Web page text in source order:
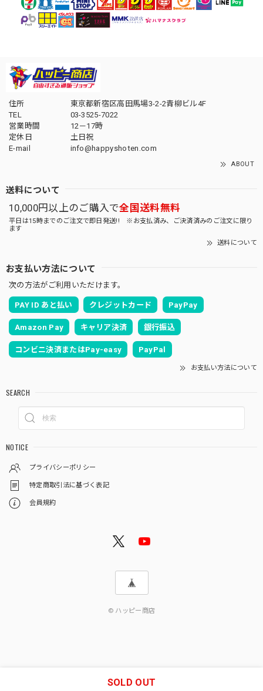
住所
東京都新宿区高田馬場3-2-2青柳ビル4F
TEL
03-3525-7022
営業時間
12－17時
定休日
土日祝
E-mail
info@happyshoten.com
ABOUT
送料について
10,000円以上のご購入で全国送料無料
平日は15時までのご注文で即日発送!! ※お支払済み、ご決済済みのご注文に限り
ます
送料について
お支払い方法について
次の方法がご利用いただけます。
PAY ID あと払い クレジットカード PayPay
Amazon Pay キャリア決済 銀行振込
コンビニ決済またはPay-easy PayPal
お支払い方法について
SEARCH
NOTICE
プライバシーポリシー
特定商取引法に基づく表記
会員規約
© ハッピー商店
SOLD OUT